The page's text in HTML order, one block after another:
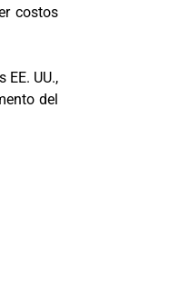
costos
UU.,
del